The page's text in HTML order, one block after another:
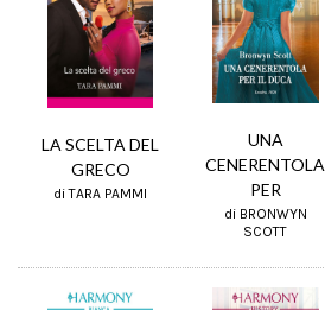
LA SCELTA DEL
GRECO
di TARA PAMMI
UNA
CENERENTOLA
PER
di BRONWYN
SCOTT